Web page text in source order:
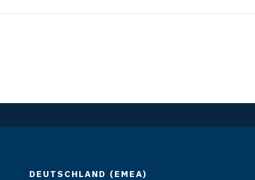
DEUTSCHLAND (EMEA)